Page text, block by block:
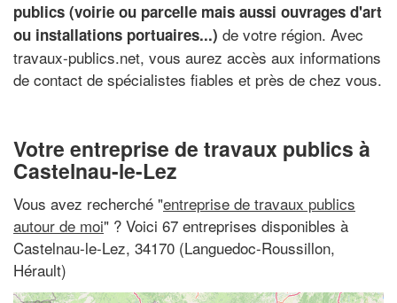
publics (voirie ou parcelle mais aussi ouvrages d'art
ou installations portuaires...) de votre région. Avec
travaux-publics.net, vous aurez accès aux informations
de contact de spécialistes fiables et près de chez vous.
Votre entreprise de travaux publics à
Castelnau-le-Lez
Vous avez recherché "entreprise de travaux publics
autour de moi" ? Voici 67 entreprises disponibles à
Castelnau-le-Lez, 34170 (Languedoc-Roussillon,
Hérault)